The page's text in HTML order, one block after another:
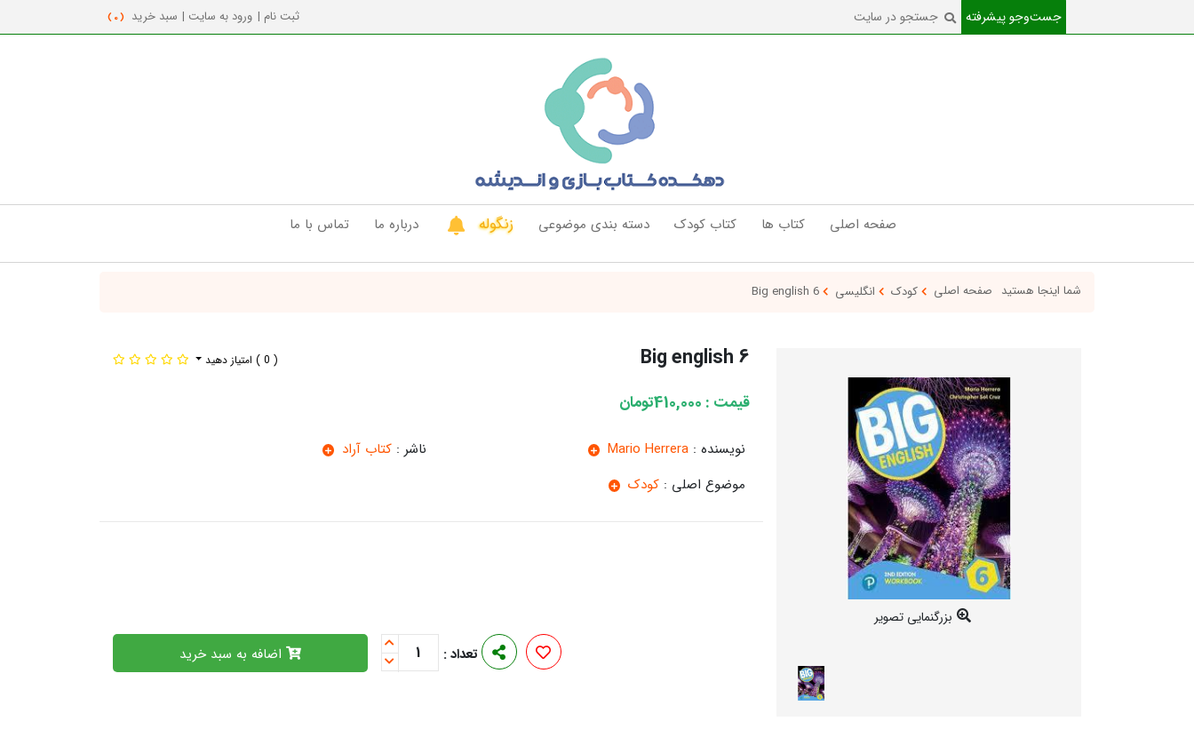
جست‌و‌جو پیشرفته ثبت نام | ورود به سایت | سبد خرید ( 0 )
صفحه اصلی کتاب ها کتاب کودک دسته بندی موضوعی زنگوله درباره ما تماس با ما
شما اینجا هستید صفحه اصلی کودک انگلیسی
بزرگنمایی تصویر
Big english 6
( 0 ) امتیاز دهید
قیمت : 410,000تومان
نویسنده : Mario Herrera ناشر : كتاب آراد
موضوع اصلی : کودک
تعداد : 1 اضافه به سبد خرید